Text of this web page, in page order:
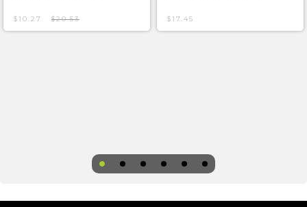
$10.27 $20.53 $17.45